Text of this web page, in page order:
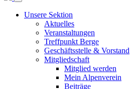
Unsere Sektion
Aktuelles
Veranstaltungen
Treffpunkt Berge
Geschäftsstelle & Vorstand
Mitgliedschaft
Mitglied werden
Mein Alpenverein
Beiträge